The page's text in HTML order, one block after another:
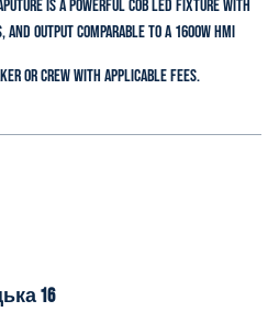
is a powerful COB LED fixture with
output comparable to a 1600W HMI
or crew with applicable fees.
16